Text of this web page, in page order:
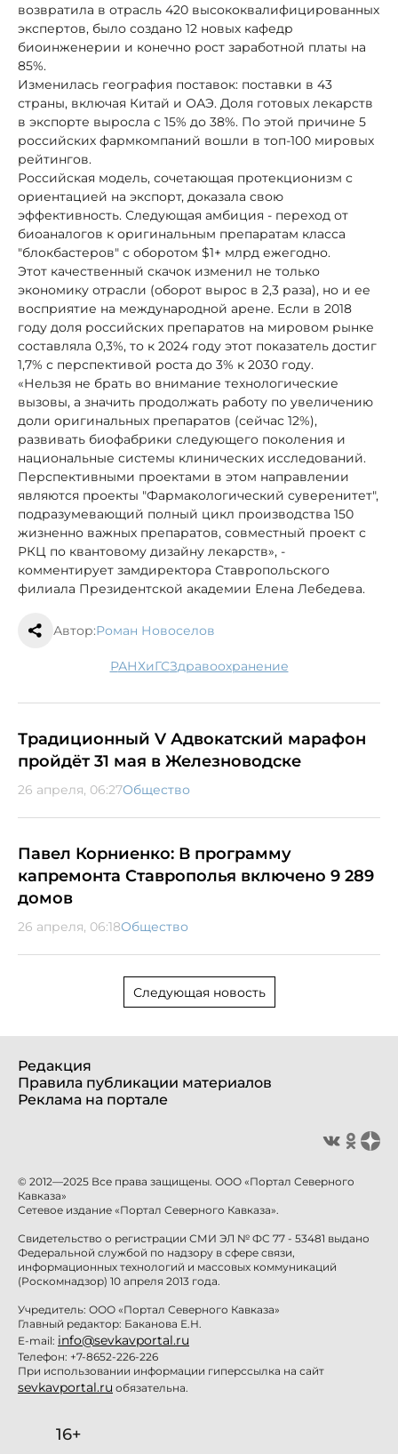
возвратила в отрасль 420 высококвалифицированных
экспертов, было создано 12 новых кафедр
биоинженерии и конечно рост заработной платы на
85%.
Изменилась география поставок: поставки в 43
страны, включая Китай и ОАЭ. Доля готовых лекарств
в экспорте выросла с 15% до 38%. По этой причине 5
российских фармкомпаний вошли в топ-100 мировых
рейтингов.
Российская модель, сочетающая протекционизм с
ориентацией на экспорт, доказала свою
эффективность. Следующая амбиция - переход от
биоаналогов к оригинальным препаратам класса
"блокбастеров" с оборотом $1+ млрд ежегодно.
Этот качественный скачок изменил не только
экономику отрасли (оборот вырос в 2,3 раза), но и ее
восприятие на международной арене. Если в 2018
году доля российских препаратов на мировом рынке
составляла 0,3%, то к 2024 году этот показатель достиг
1,7% с перспективой роста до 3% к 2030 году.
«Нельзя не брать во внимание технологические
вызовы, а значить продолжать работу по увеличению
доли оригинальных препаратов (сейчас 12%),
развивать биофабрики следующего поколения и
национальные системы клинических исследований.
Перспективными проектами в этом направлении
являются проекты "Фармакологический суверенитет",
подразумевающий полный цикл производства 150
жизненно важных препаратов, совместный проект с
РКЦ по квантовому дизайну лекарств», -
комментирует замдиректора Ставропольского
филиала Президентской академии Елена Лебедева.
Автор:Роман Новоселов
РАНХиГС здравоохранение
Традиционный V Адвокатский марафон
пройдёт 31 мая в Железноводске
26 апреля, 06:27Общество
Павел Корниенко: В программу
капремонта Ставрополья включено 9 289
домов
26 апреля, 06:18Общество
Следующая новость
Редакция
Правила публикации материалов
Реклама на портале
© 2012—2025 Все права защищены. ООО «Портал Северного
Кавказа»
Сетевое издание «Портал Северного Кавказа».
Свидетельство о регистрации СМИ ЭЛ № ФС 77 - 53481 выдано
Федеральной службой по надзору в сфере связи,
информационных технологий и массовых коммуникаций
(Роскомнадзор) 10 апреля 2013 года.
Учредитель: ООО «Портал Северного Кавказа»
Главный редактор: Баканова Е.Н.
E-mail: info@sevkavportal.ru
Телефон: +7-8652-226-226
При использовании информации гиперссылка на сайт
sevkavportal.ru обязательна.
16+